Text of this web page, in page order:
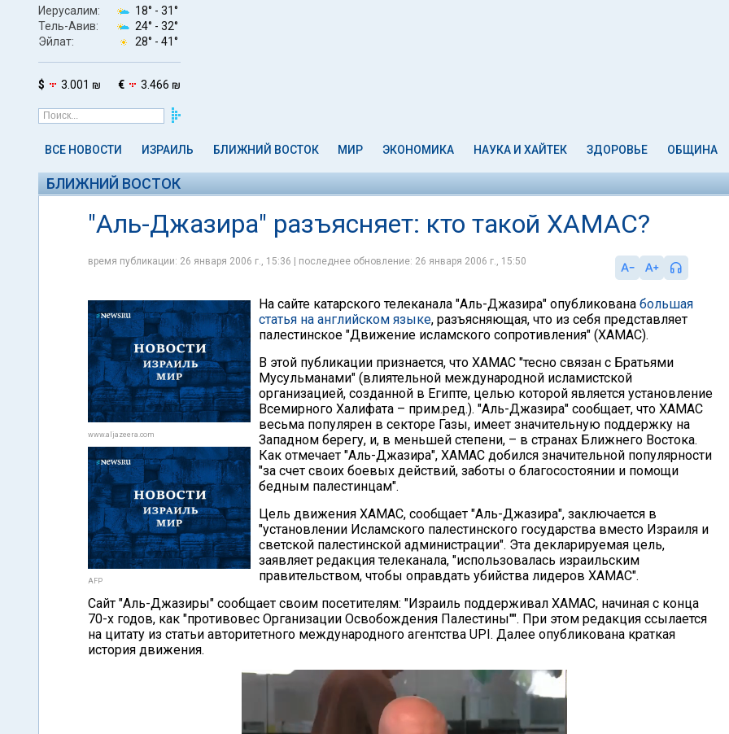
Иерусалим: 18° - 31°
Тель-Авив:
24° - 32°
Эйлат:
28° - 41°
$ 3.001 ₪ € 3.466 ₪
ВСЕ НОВОСТИ ИЗРАИЛЬ БЛИЖНИЙ ВОСТОК МИР ЭКОНОМИКА НАУКА И ХАЙТЕК ЗДОРОВЬЕ ОБЩИНА
БЛИЖНИЙ ВОСТОК
"Аль-Джазира" разъясняет: кто такой ХАМАС?
время публикации: 26 января 2006 г., 15:36 | последнее обновление: 26 января 2006 г., 15:50
www.aljazeera.com
AFP
На сайте катарского телеканала "Аль-Джазира" опубликована большая
статья на английском языке, разъясняющая, что из себя представляет
палестинское "Движение исламского сопротивления" (ХАМАС).
В этой публикации признается, что ХАМАС "тесно связан с Братьями
Мусульманами" (влиятельной международной исламистской
организацией, созданной в Египте, целью которой является установление
Всемирного Халифата – прим.ред.). "Аль-Джазира" сообщает, что ХАМАС
весьма популярен в секторе Газы, имеет значительную поддержку на
Западном берегу, и, в меньшей степени, – в странах Ближнего Востока.
Как отмечает "Аль-Джазира", ХАМАС добился значительной популярности
"за счет своих боевых действий, заботы о благосостоянии и помощи
бедным палестинцам".
Цель движения ХАМАС, сообщает "Аль-Джазира", заключается в
"установлении Исламского палестинского государства вместо Израиля и
светской палестинской администрации". Эта декларируемая цель,
заявляет редакция телеканала, "использовалась израильским
правительством, чтобы оправдать убийства лидеров ХАМАС".
Сайт "Аль-Джазиры" сообщает своим посетителям: "Израиль поддерживал ХАМАС, начиная с конца
70-х годов, как "противовес Организации Освобождения Палестины"". При этом редакция ссылается
на цитату из статьи авторитетного международного агентства UPI. Далее опубликована краткая
история движения.